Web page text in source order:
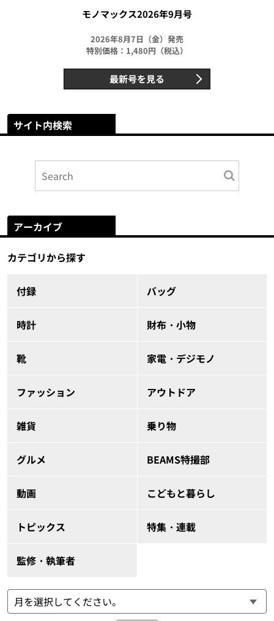
モノマックス2026年9月号
2026年8月7日（金）発売
特別価格：1,480円（税込）
最新号を見る
サイト内検索
アーカイブ
カテゴリから探す
付録 バッグ
時計 財布・小物
靴 家電・デジモノ
ファッション アウトドア
雑貨 乗り物
グルメ BEAMS特撮部
動画 こどもと暮らし
トピックス 特集・連載
監修・執筆者